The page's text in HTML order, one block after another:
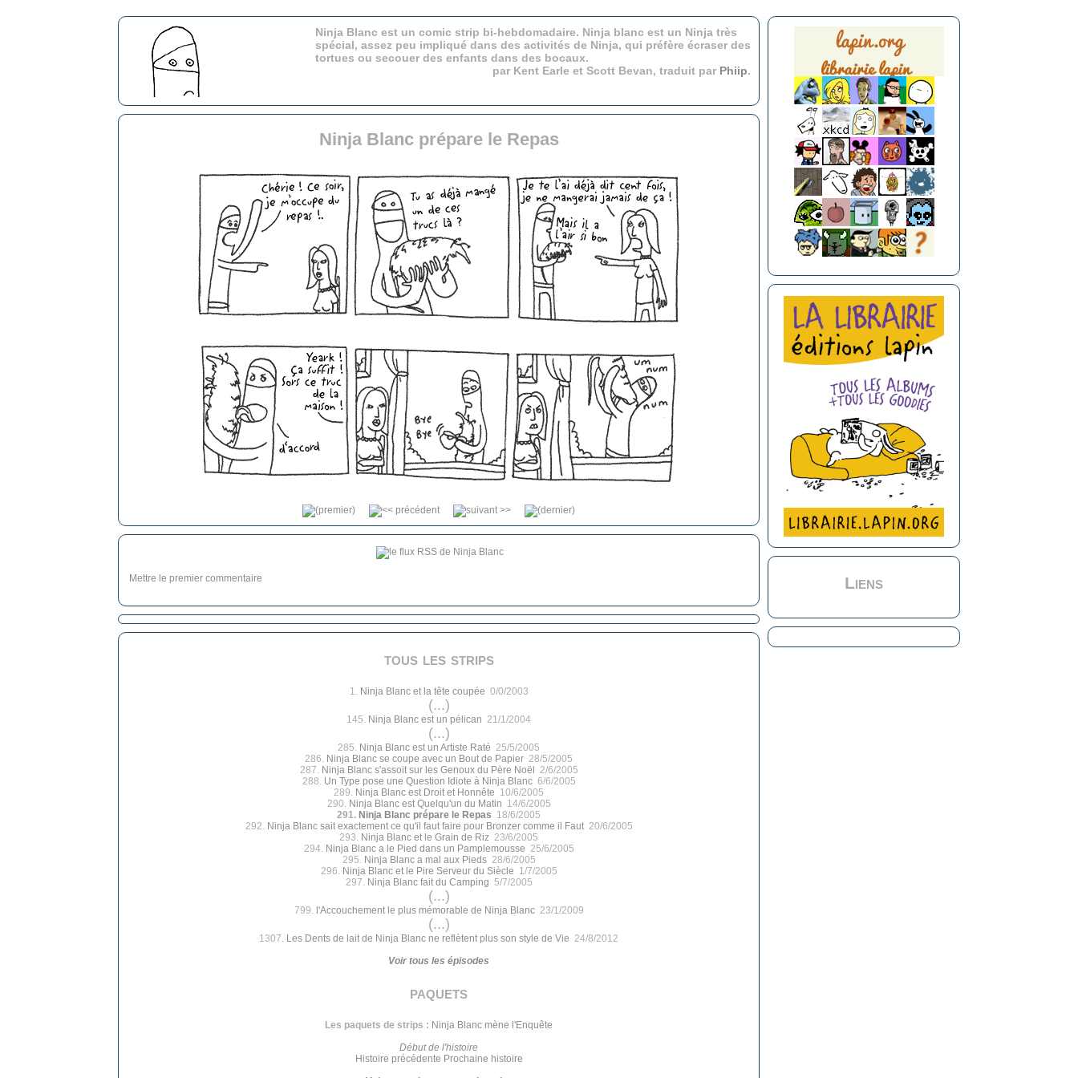
Ninja Blanc est un comic strip bi-hebdomadaire. Ninja blanc est un Ninja très
spécial, assez peu impliqué dans des activités de Ninja, qui préfère écraser des
tortues ou secouer des enfants dans des bocaux.
par Kent Earle et Scott Bevan, traduit par Phiip.
Ninja Blanc prépare le Repas
Mettre le premier commentaire
tous les strips
1. Ninja Blanc et la tête coupée 0/0/2003
(...)
145. Ninja Blanc est un pélican 21/1/2004
(...)
285. Ninja Blanc est un Artiste Raté 25/5/2005
286. Ninja Blanc se coupe avec un Bout de Papier 28/5/2005
287. Ninja Blanc s'assoit sur les Genoux du Père Noël 2/6/2005
288. Un Type pose une Question Idiote à Ninja Blanc6/6/2005
289. Ninja Blanc est Droit et Honnête 10/6/2005
290. Ninja Blanc est Quelqu'un du Matin 14/6/2005
291. Ninja Blanc prépare le Repas 18/6/2005
292. Ninja Blanc sait exactement ce qu'il faut faire pour Bronzer comme il Faut20/6/2005
293. Ninja Blanc et le Grain de Riz 23/6/2005
294. Ninja Blanc a le Pied dans un Pamplemousse 25/6/2005
295. Ninja Blanc a mal aux Pieds28/6/2005
296. Ninja Blanc et le Pire Serveur du Siècle 1/7/2005
297. Ninja Blanc fait du Camping 5/7/2005
(...)
799. l'Accouchement le plus mémorable de Ninja Blanc23/1/2009
(...)
1307. Les Dents de lait de Ninja Blanc ne reflètent plus son style de Vie 24/8/2012
Voir tous les épisodes
paquets
Les paquets de strips : Ninja Blanc mène l'Enquête
Début de l'histoire
Histoire précédente Prochaine histoire
Liens